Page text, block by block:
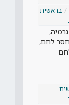
בראשית
חסר לחם,